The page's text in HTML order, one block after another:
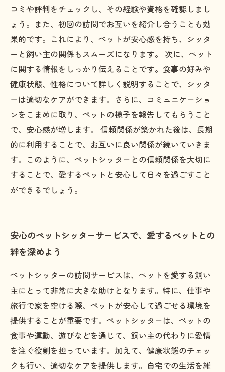
コミや評判をチェックし、その経験や資格を確認しまし
ょう。また、初回の訪問でお互いを紹介し合うことも効
果的です。これにより、ペットが安心感を持ち、シッタ
ーと飼い主の関係もスムーズになります。 次に、ペット
に関する情報をしっかり伝えることです。食事の好みや
健康状態、性格について詳しく説明することで、シッタ
ーは適切なケアができます。さらに、コミュニケーショ
ンをこまめに取り、ペットの様子を報告してもらうこと
で、安心感が増します。 信頼関係が築かれた後は、長期
的に利用することで、お互いに良い関係が続いていきま
す。このように、ペットシッターとの信頼関係を大切に
することで、愛するペットと安心して日々を過ごすこと
ができるでしょう。
安心のペットシッターサービスで、愛するペットとの
絆を深めよう
ペットシッターの訪問サービスは、ペットを愛する飼い
主にとって非常に大きな助けとなります。特に、仕事や
旅行で家を空ける際、ペットが安心して過ごせる環境を
提供することが重要です。ペットシッターは、ペットの
食事や運動、遊びなどを通じて、飼い主の代わりに愛情
を注ぐ役割を担っています。加えて、健康状態のチェッ
クも行い、適切なケアを提供します。自宅での生活を維